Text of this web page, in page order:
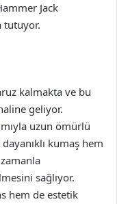
Jack
tutuyor.
kalmakta ve bu
geliyor.
uzun ömürlü
kumaş hem
sağlıyor.
hem de estetik